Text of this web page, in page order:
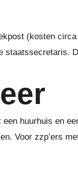
(kosten
huurhuis en
Voor zzp’ers